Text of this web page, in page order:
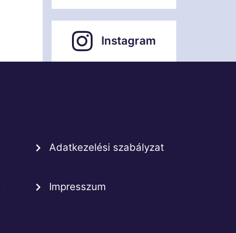
Instagram
Adatkezelési szabályzat
Impresszum